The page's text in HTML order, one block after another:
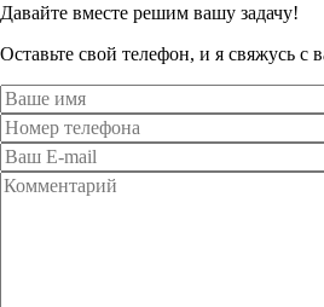
Давайте вместе решим вашу задачу!
Оставьте свой телефон, и я свяжусь с